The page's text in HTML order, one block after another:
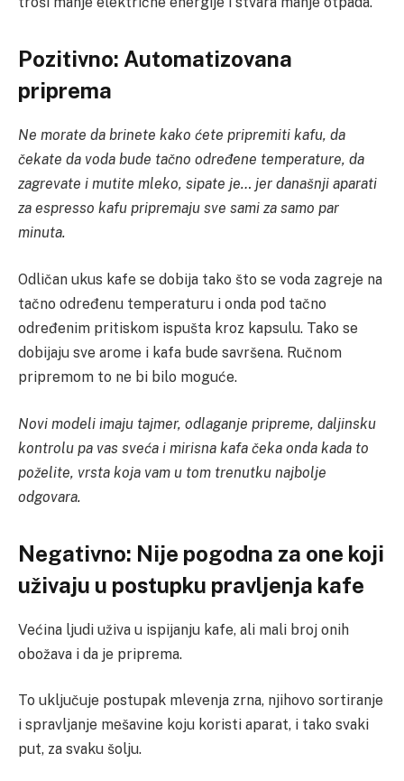
Pozitivno: Automatizovana
priprema
Ne morate da brinete kako ćete pripremiti kafu, da
čekate da voda bude tačno određene temperature, da
zagrevate i mutite mleko, sipate je… jer današnji aparati
za espresso kafu pripremaju sve sami za samo par
minuta.
Odličan ukus kafe se dobija tako što se voda zagreje na
tačno određenu temperaturu i onda pod tačno
određenim pritiskom ispušta kroz kapsulu. Tako se
dobijaju sve arome i kafa bude savršena. Ručnom
pripremom to ne bi bilo moguće.
Novi modeli imaju tajmer, odlaganje pripreme, daljinsku
kontrolu pa vas sveća i mirisna kafa čeka onda kada to
poželite, vrsta koja vam u tom trenutku najbolje
odgovara.
Negativno: Nije pogodna za one koji
uživaju u postupku pravljenja kafe
Većina ljudi uživa u ispijanju kafe, ali mali broj onih
obožava i da je priprema.
To uključuje postupak mlevenja zrna, njihovo sortiranje
i spravljanje mešavine koju koristi aparat, i tako svaki
put, za svaku šolju.